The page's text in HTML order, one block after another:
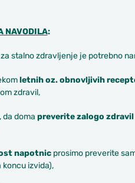
NAVODILA:
stalno zdravljenje je potrebno
letnih oz. obnovljivih
zdravil,
da doma preverite zalogo zdravil
napotnicprosimo preverite
koncu izvida),